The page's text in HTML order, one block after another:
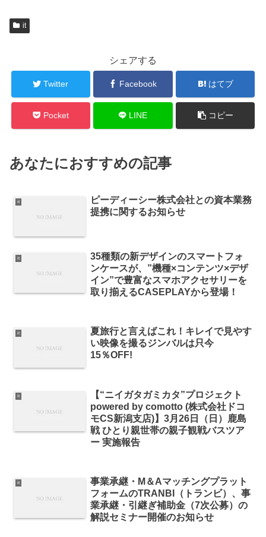
it
シェアする
Twitter Facebook はてブ
Pocket LINE コピー
あなたにおすすめの記事
it
ピーディーシー株式会社との資本業務
提携に関するお知らせ
it
35種類の新デザインのスマートフォ
ンケースが、”機種×コンテンツ×デザ
イン”で豊富なスマホアクセサリーを
取り揃えるCASEPLAYから登場！
it
夏旅行と言えばこれ！キレイで見やす
い映像を撮るジンバルは只今
15％OFF!
it
【“ニイガタガミカタ”プロジェクト
powered by comotto (株式会社ドコ
モCS新潟支店)】3月26日（日）鹿島
戦 ひとり親世帯の親子観戦バスツア
ー 実施報告
it
事業承継・M＆Aマッチングプラット
フォームのTRANBI（トランビ）、事
業承継・引継ぎ補助金（7次公募）の
解説セミナー開催のお知らせ